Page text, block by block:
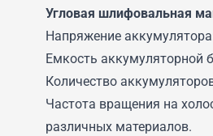
Угловая шлифовальная
Напряжение
Емкость аккумуляторной
Количество
Частота вращения на
различных материалов.